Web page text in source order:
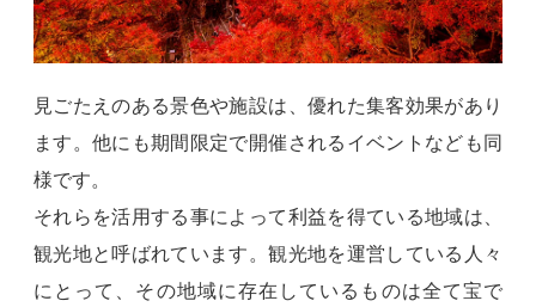
見ごたえのある景色や施設は、優れた集客効果があり
ます。他にも期間限定で開催されるイベントなども同
様です。
それらを活用する事によって利益を得ている地域は、
観光地と呼ばれています。観光地を運営している人々
にとって、その地域に存在しているものは全て宝で